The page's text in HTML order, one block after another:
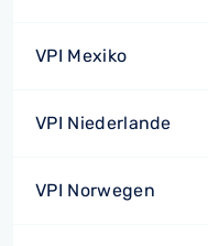
VPI Mexiko
VPI Niederlande
VPI Norwegen